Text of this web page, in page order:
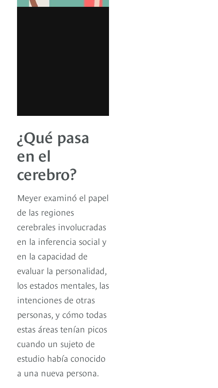
¿Qué pasa
en el
cerebro?
Meyer examinó el papel
de las regiones
cerebrales involucradas
en la inferencia social y
en la capacidad de
evaluar la personalidad,
los estados mentales, las
intenciones de otras
personas, y cómo todas
estas áreas tenían picos
cuando un sujeto de
estudio había conocido
a una nueva persona.